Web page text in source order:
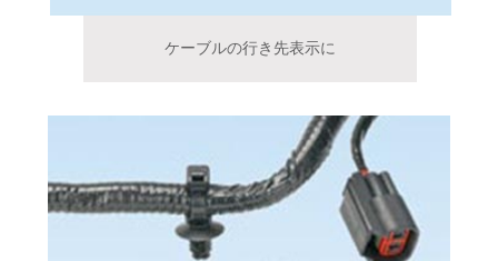
ケーブルの行き先表示に